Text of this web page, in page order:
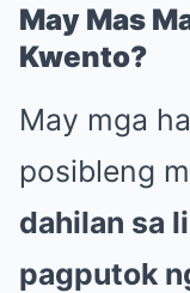
May Mas
Kwento?
May mga
posibleng
dahilan sa
pagputok